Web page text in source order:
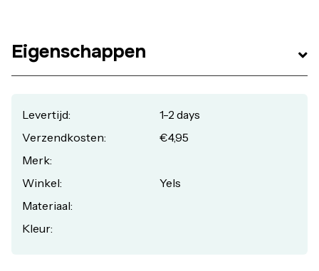
Eigenschappen
Levertijd:
1-2 days
Verzendkosten:
€4,95
Merk:
Winkel:
Yels
Materiaal:
Kleur: